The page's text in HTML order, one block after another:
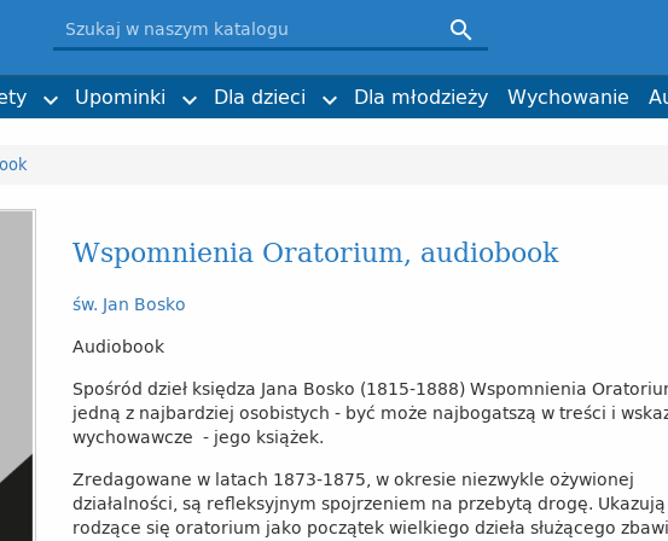

wspomnienia i świadectwa
Ksiądz Bosko i jego dzieło
Rodzina salezjańska w Polsce
Historia
 Obrazki i zakładki
Upominki  Imieniny, urodziny
Dla dzieci  Dla młodzieży Wychowanie
SDB
Pruś SDB
SDB
Klaudia Mizerska (ilustracje)
Kinga Sibilska
ks. Adam Cieślak SDB
Wspomnienia Oratorium, audiobook
św. Jan Bosko
Audiobook
Spośród dzieł księdza Jana Bosko (1815-1888) Wspomnienia
jedną z najbardziej osobistych - być może najbogatszą w treści i
wychowawcze - jego książek.
Zredagowane w latach 1873-1875, w okresie niezwykle ożywionej
działalności, są refleksyjnym spojrzeniem na przebytą drogę. Ukazują
rodzące się oratorium jako początek wielkiego dzieła służącego